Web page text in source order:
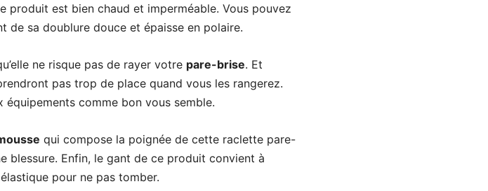
produit est bien chaud et imperméable. Vous pouvez
sa doublure douce et épaisse en polaire.
ne risque pas de rayer votre pare-brise. Et
pas trop de place quand vous les rangerez.
équipements comme bon vous semble.
qui compose la poignée de cette raclette pare-
blessure. Enfin, le gant de ce produit convient à
pour ne pas tomber.